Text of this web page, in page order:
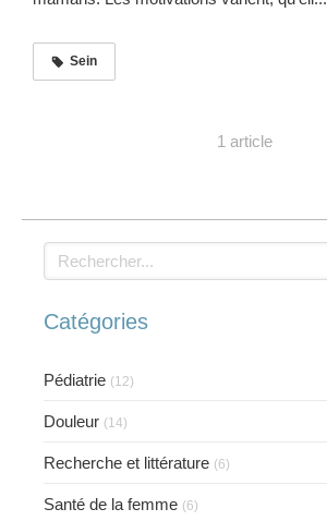
Sein
1 article
Rechercher
Catégories
Pédiatrie (12)
Douleur (14)
Recherche et littérature (6)
Santé de la femme (6)